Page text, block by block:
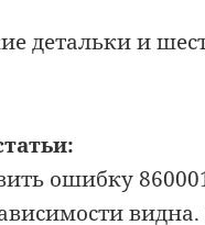
детальки и
ошибку